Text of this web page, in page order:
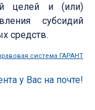
целей и (или)
субсидий
средств.
система ГАРАНТ